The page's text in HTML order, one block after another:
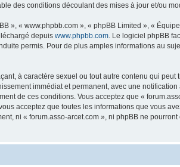
des conditions découlant des mises à jour et/ou
», « www.phpbb.com », « phpBB Limited », «
depuis www.phpbb.com . Le logiciel phpBB
permis. Pour de plus amples informations au
à caractère sexuel ou tout autre contenu qui peut
immédiat et permanent, avec une notification
de ces conditions. Vous acceptez que «
acceptez que toutes les informations que vous
ni « forum.asso-arcet.com », ni phpBB ne